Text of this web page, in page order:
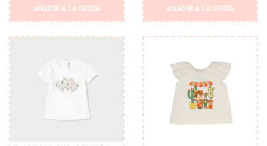
AÑADIR A LA CESTA AÑADIR A LA CESTA